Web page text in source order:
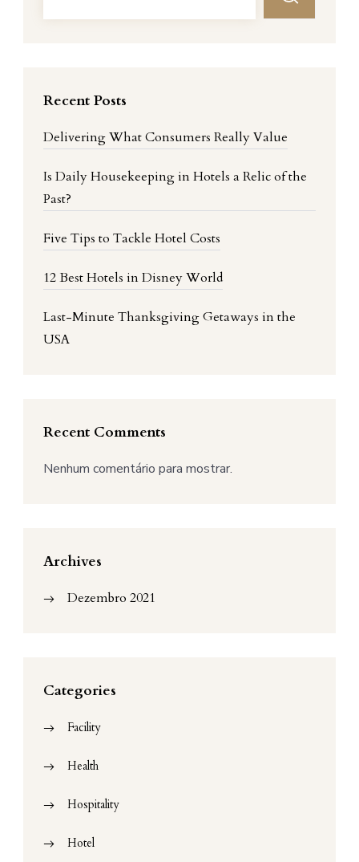
Recent Posts
Delivering What Consumers Really Value
Is Daily Housekeeping in Hotels a Relic of the
Past?
Five Tips to Tackle Hotel Costs
12 Best Hotels in Disney World
Last-Minute Thanksgiving Getaways in the
USA
Recent Comments
Nenhum comentário para mostrar.
Archives
Dezembro 2021
Categories
Facility
Health
Hospitality
Hotel